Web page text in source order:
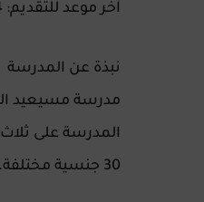
آخر موعد للتقديم:
نبذة عن المدرسة
مدرسة مسيعيد
30 جنسية مختلفة.